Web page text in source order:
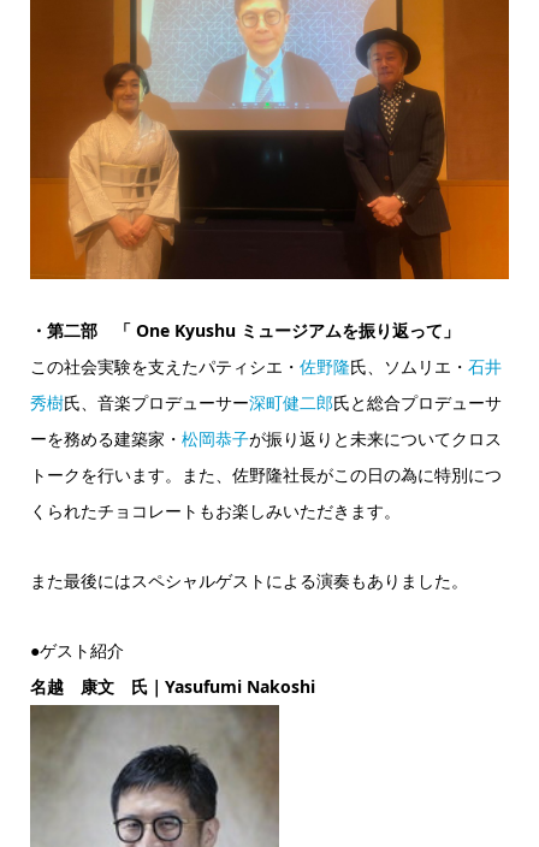
・第二部 「 One Kyushu ミュージアムを振り返って」
この社会実験を支えたパティシエ・ 佐野隆氏、ソムリエ・ 石井
秀樹氏、音楽プロデューサー深町健二郎氏と総合プロデューサ
ーを務める建築家・ 松岡恭子が振り返りと未来についてクロス
トークを行います。また、佐野隆社長がこの日の為に特別につ
くられたチョコレートもお楽しみいただきます。
また最後にはスペシャルゲストによる演奏もありました。
●ゲスト紹介
名越 康文 氏｜Yasufumi Nakoshi